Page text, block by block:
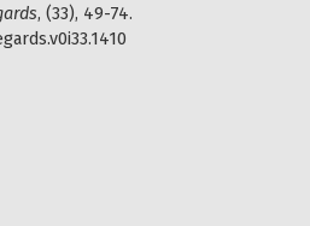
, (33), 49-74.